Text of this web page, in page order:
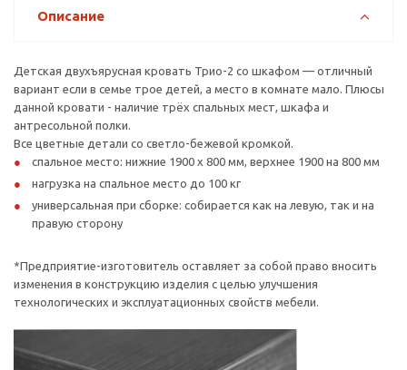
Описание
Детская двухъярусная кровать Трио-2 со шкафом — отличный
вариант если в семье трое детей, а место в комнате мало. Плюсы
данной кровати - наличие трёх спальных мест, шкафа и
антресольной полки.
Все цветные детали со светло-бежевой кромкой.
спальное место: нижние 1900 х 800 мм, верхнее 1900 на 800 мм
нагрузка на спальное место до 100 кг
универсальная при сборке: собирается как на левую, так и на
правую сторону
*Предприятие-изготовитель оставляет за собой право вносить
изменения в конструкцию изделия с целью улучшения
технологических и эксплуатационных свойств мебели.